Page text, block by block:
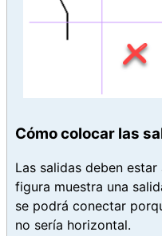
Cómo colocar las
Las salidas deben
figura muestra una
se podrá conectar
no sería horizontal.